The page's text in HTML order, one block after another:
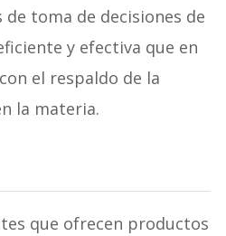
toma de decisiones de
y efectiva que en
el respaldo de la
la materia.
que ofrecen productos